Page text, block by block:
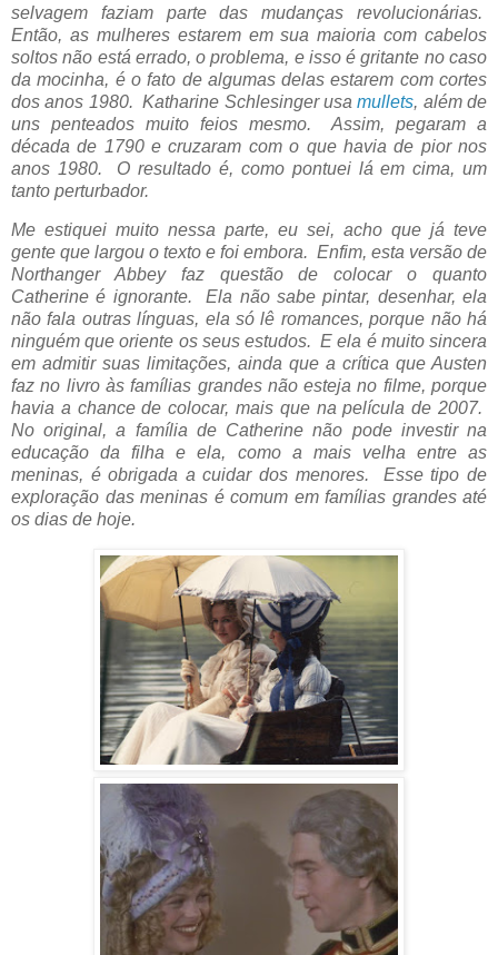
selvagem faziam parte das mudanças revolucionárias.
Então, as mulheres estarem em sua maioria com cabelos
soltos não está errado, o problema, e isso é gritante no caso
da mocinha, é o fato de algumas delas estarem com cortes
dos anos 1980.Katharine Schlesinger usamullets, além de
uns penteados muito feios mesmo. Assim, pegaram a
década de 1790 e cruzaram com o que havia de pior nos
anos 1980. O resultado é, como pontuei lá em cima, um
tanto perturbador.
Me estiquei muito nessa parte, eu sei, acho que já teve
gente que largou o texto e foi embora. Enfim, esta versão de
Northanger Abbey faz questão de colocar o quanto
Catherine é ignorante. Ela não sabe pintar, desenhar, ela
não fala outras línguas, ela só lê romances, porque não há
ninguém que oriente os seus estudos. E ela é muito sincera
em admitir suas limitações, ainda que a crítica que Austen
faz no livro às famílias grandes não esteja no filme, porque
havia a chance de colocar, mais que na película de 2007.
No original, a família de Catherine não pode investir na
educação da filha e ela, como a mais velha entre as
meninas, é obrigada a cuidar dos menores. Esse tipo de
exploração das meninas é comum em famílias grandes até
os dias de hoje.